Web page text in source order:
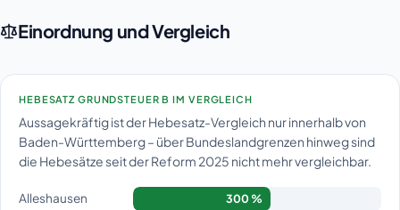
Einordnung und Vergleich
HEBESATZ GRUNDSTEUER B IM VERGLEICH
Aussagekräftig ist der Hebesatz-Vergleich nur innerhalb von
Baden-Württemberg – über Bundeslandgrenzen hinweg sind
die Hebesätze seit der Reform 2025 nicht mehr vergleichbar.
Alleshausen 300 %